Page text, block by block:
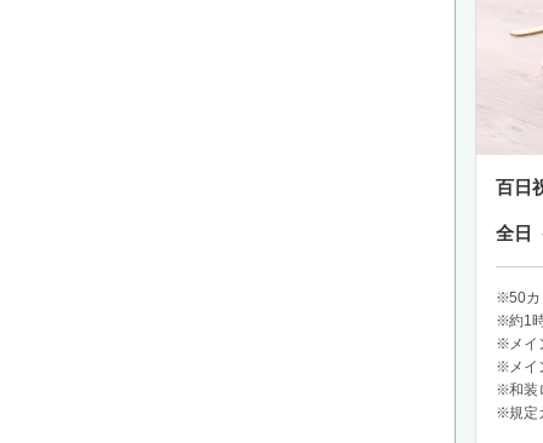
百日
全日
50カ
約1
メ
メ
和装
規定